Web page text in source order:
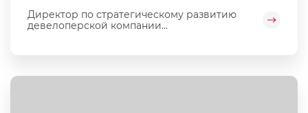
Директор по стратегическому развитию
девелоперской компании...